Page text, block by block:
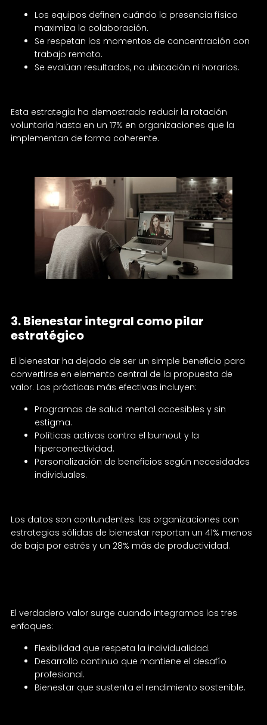
Los equipos definen cuándo la presencia física
maximiza la colaboración.
Se respetan los momentos de concentración con
trabajo remoto.
Se evalúan resultados, no ubicación ni horarios.
Esta estrategia ha demostrado reducir la rotación
voluntaria hasta en un 17% en organizaciones que la
implementan de forma coherente.
3. Bienestar integral como pilar
estratégico
El bienestar ha dejado de ser un simple beneficio para
convertirse en elemento central de la propuesta de
valor. Las prácticas más efectivas incluyen:
Programas de salud mental accesibles y sin
estigma.
Políticas activas contra el burnout y la
hiperconectividad.
Personalización de beneficios según necesidades
individuales.
Los datos son contundentes: las organizaciones con
estrategias sólidas de bienestar reportan un 41% menos
de baja por estrés y un 28% más de productividad.
El verdadero valor surge cuando integramos los tres
enfoques:
Flexibilidad que respeta la individualidad.
Desarrollo continuo que mantiene el desafío
profesional.
Bienestar que sustenta el rendimiento sostenible.